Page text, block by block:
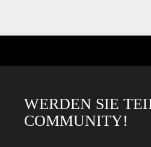
WERDEN SIE
COMMUNITY!